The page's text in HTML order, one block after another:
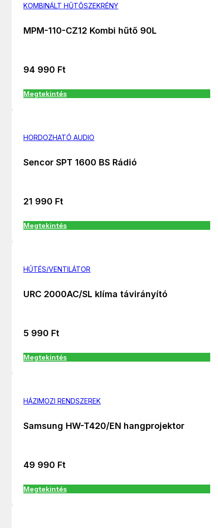
KOMBINÁLT HŰTŐSZEKRÉNY
MPM-110-CZ12 Kombi hűtő 90L
94 990 Ft
Megtekintés
HORDOZHATÓ AUDIO
Sencor SPT 1600 BS Rádió
21 990 Ft
Megtekintés
HÚTÉS/VENTILÁTOR
URC 2000AC/SL klíma távirányító
5 990 Ft
Megtekintés
HÁZIMOZI RENDSZEREK
Samsung HW-T420/EN hangprojektor
49 990 Ft
Megtekintés